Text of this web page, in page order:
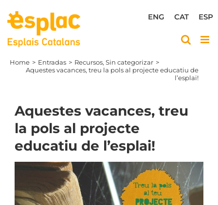
content
ESP
CAT
ENG
Home Entradas Recursos Sin categorizar
Aquestes vacances, treu la pols al projecte educatiu de
l’esplai!
Aquestes vacances, treu
la pols al projecte
educatiu de l’esplai!
Image